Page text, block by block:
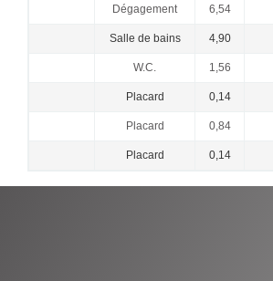
Dégagement 6,54
Salle de bains 4,90
W.C. 1,56
Placard 0,14
Placard 0,84
Placard 0,14